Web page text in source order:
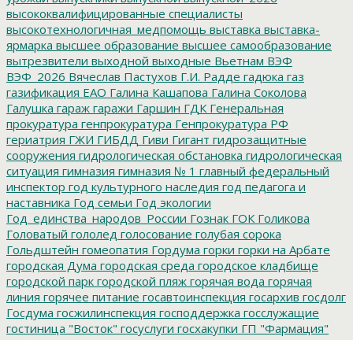
высококвалифицированные специалисты
высокотехнологичная_медпомощь выставка выставка-
ярмарка высшее образование высшее самообразование
вытрезвители выходной выходные Вьетнам ВЭФ
ВЭФ_2026 Вячеслав Пастухов Г.И. Радде гадюка газ
газификация ЕАО Галина Кашапова Галина Соколова
Галушка гараж гаражи Гаршин ГДК Генеральная
прокуратура генпрокуратура Генпрокуратура РФ
гериатрия ГЖИ ГИБДД Гиви Гигант гидрозащитные
сооружения гидрологическая обстановка гидрологическая
ситуация гимназия гимназия № 1 главный федеральный
инспектор год культурного наследия год педагога и
наставника Год семьи Год экологии
Год_единства_народов_России Гознак ГОК Голикова
Головатый гололед голосование голубая сорока
Гольдштейн гомеопатия Гордума горки горки на Арбате
городская Дума городская среда городское кладбище
городской парк городской пляж горячая вода горячая
линия горячее питание госавтоинспекция госархив госдолг
Госдума госжилинспекция господдержка госслужащие
гостиница "Восток" госуслуги госхакупки ГП "Фармация"